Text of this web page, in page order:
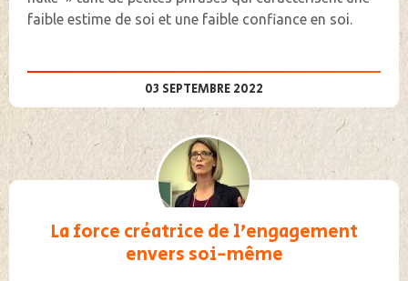
faible estime de soi et une faible confiance en soi.
03 SEPTEMBRE 2022
La force créatrice de l’engagement
envers soi-même